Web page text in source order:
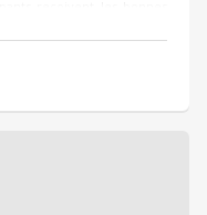
les questionnaires de
analyser les retours et